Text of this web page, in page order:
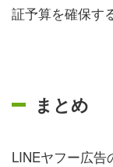
証予算を確保す
まとめ
LINEヤフー広